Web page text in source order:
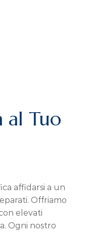
al Tuo
affidarsi a un
Offriamo
elevati
Ogni nostro